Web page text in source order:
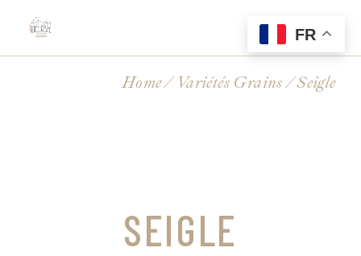
Home Variétés Grains Seigle
SEIGLE
FR